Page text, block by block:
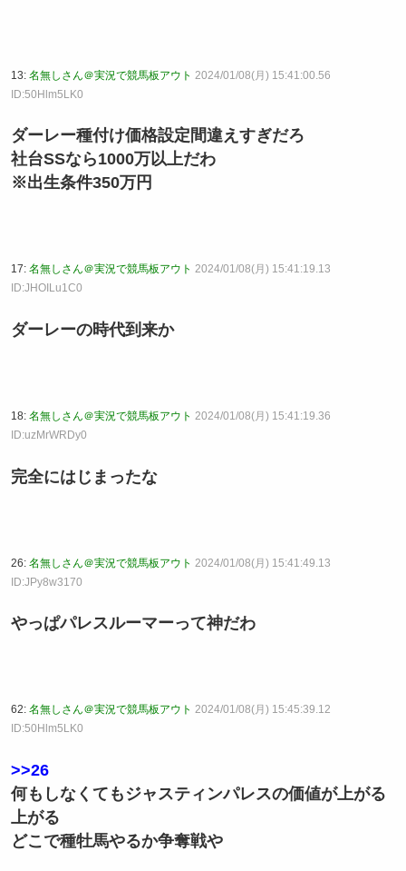
13: 名無しさん＠実況で競馬板アウト 2024/01/08(月) 15:41:00.56
ID:50Hlm5LK0
ダーレー種付け価格設定間違えすぎだろ
社台SSなら1000万以上だわ
※出生条件350万円
17: 名無しさん＠実況で競馬板アウト 2024/01/08(月) 15:41:19.13
ID:JHOILu1C0
ダーレーの時代到来か
18: 名無しさん＠実況で競馬板アウト 2024/01/08(月) 15:41:19.36
ID:uzMrWRDy0
完全にはじまったな
26: 名無しさん＠実況で競馬板アウト 2024/01/08(月) 15:41:49.13
ID:JPy8w3170
やっぱパレスルーマーって神だわ
62: 名無しさん＠実況で競馬板アウト 2024/01/08(月) 15:45:39.12
ID:50Hlm5LK0
>>26
何もしなくてもジャスティンパレスの価値が上がる
上がる
どこで種牡馬やるか争奪戦や